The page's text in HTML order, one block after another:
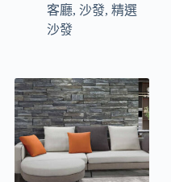
客廳, 沙發, 精選
沙發